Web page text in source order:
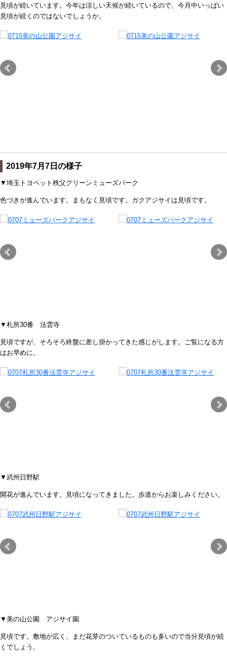
見頃が続いています。今年は涼しい天候が続いているので、今月中いっぱい
見頃が続くのではないでしょうか。
2019年7月7日の様子
▼埼玉トヨペット秩父グリーンミューズパーク
色づきが進んでいます。まもなく見頃です。ガクアジサイは見頃です。
▼札所30番 法雲寺
見頃ですが、そろそろ終盤に差し掛かってきた感じがします。ご覧になる方
はお早めに。
▼武州日野駅
開花が進んでいます。見頃になってきました。歩道からお楽しみください。
▼美の山公園 アジサイ園
見頃です。敷地が広く、まだ花芽のついているものも多いので当分見頃が続
くでしょう。